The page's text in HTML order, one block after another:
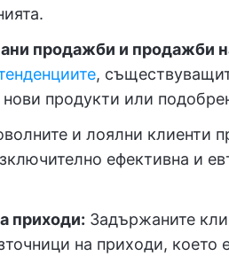
продажби и продажби
,
продукти или
и лоялни клиенти
ефективна и
приходи: Задържаните
на приходи, което